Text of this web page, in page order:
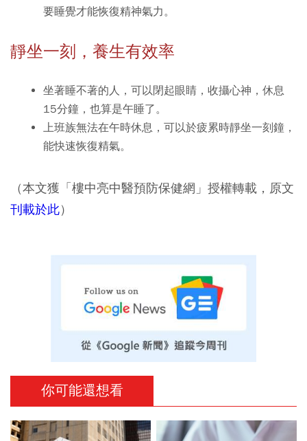
要睡覺才能恢復精神氣力。
靜坐一刻，養生有效率
坐著睡不著的人，可以閉起眼睛，收攝心神，休息
15分鐘，也算是午睡了。
上班族無法在午時休息，可以於疲累時靜坐一刻鐘，
能快速恢復精氣。
（本文獲「樓中亮中醫預防保健網」授權轉載，原文
刊載於此）
你可能還想看